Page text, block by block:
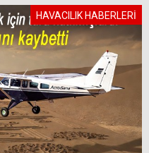
HAVACILIK HABERLERİ